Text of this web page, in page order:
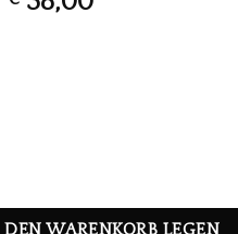
WARENKORB LEGEN